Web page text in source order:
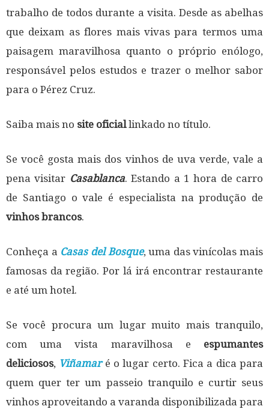
trabalho de todos durante a visita. Desde as abelhas
que deixam as flores mais vivas para termos uma
paisagem maravilhosa quanto o próprio enólogo,
responsável pelos estudos e trazer o melhor sabor
para o Pérez Cruz.
Saiba mais no site oficiallinkado no título.
Se você gosta mais dos vinhos de uva verde, vale a
pena visitar Casablanca. Estando a 1 hora de carro
de Santiago o vale é especialista na produção de
vinhos brancos.
Conheça a Casas del Bosque, uma das vinícolas mais
famosas da região. Por lá irá encontrar restaurante
e até um hotel.
Se você procura um lugar muito mais tranquilo,
com uma vista maravilhosa e espumantes
deliciosos, Viñamaré o lugar certo. Fica a dica para
quem quer ter um passeio tranquilo e curtir seus
vinhos aproveitando a varanda disponibilizada para